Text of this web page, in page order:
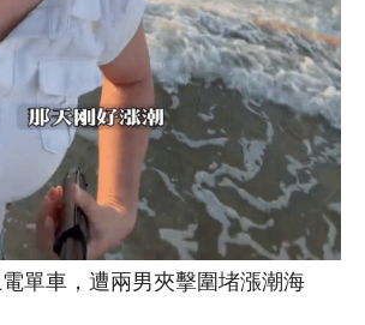
單車，遭兩男夾擊圍堵漲潮海